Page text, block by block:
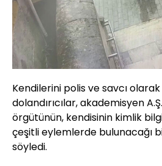
Kendilerini polis ve savcı
dolandırıcılar, akademisyen
örgütünün, kendisinin kimlik
çeşitli eylemlerde bulunacağı
söyledi.